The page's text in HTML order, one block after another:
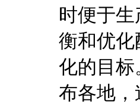
时便于
衡和优
化的目
布各地